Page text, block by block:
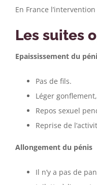
En France
Les suites
Epaississement du
Pas de fils.
Léger
Repos sexuel
Reprise de
Allongement du pénis
Il n’y a pas de